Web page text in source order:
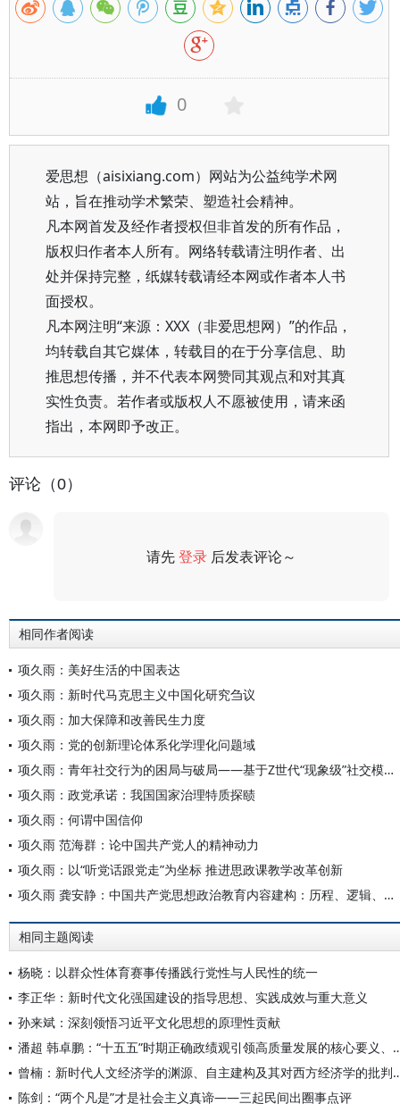
0
爱思想（aisixiang.com）网站为公益纯学术网
站，旨在推动学术繁荣、塑造社会精神。
凡本网首发及经作者授权但非首发的所有作品，
版权归作者本人所有。网络转载请注明作者、出
处并保持完整，纸媒转载请经本网或作者本人书
面授权。
凡本网注明“来源：XXX（非爱思想网）”的作品，
均转载自其它媒体，转载目的在于分享信息、助
推思想传播，并不代表本网赞同其观点和对其真
实性负责。若作者或版权人不愿被使用，请来函
指出，本网即予改正。
评论（0）
请先登录 后发表评论～
相同作者阅读
项久雨：美好生活的中国表达
项久雨：新时代马克思主义中国化研究刍议
项久雨：加大保障和改善民生力度
项久雨：党的创新理论体系化学理化问题域
项久雨：青年社交行为的困局与破局——基于Z世代“现象级”社交模式分析
项久雨：政党承诺：我国国家治理特质探赜
项久雨：何谓中国信仰
项久雨 范海群：论中国共产党人的精神动力
项久雨：以“听党话跟党走”为坐标 推进思政课教学改革创新
项久雨 龚安静：中国共产党思想政治教育内容建构：历程、逻辑、进路
相同主题阅读
杨晓：以群众性体育赛事传播践行党性与人民性的统一
李正华：新时代文化强国建设的指导思想、实践成效与重大意义
孙来斌：深刻领悟习近平文化思想的原理性贡献
潘超 韩卓鹏：“十五五”时期正确政
曾楠：新时代人文经济学的渊
陈剑：“两个凡是”才是社会主义真谛——三起民间出圈事点评